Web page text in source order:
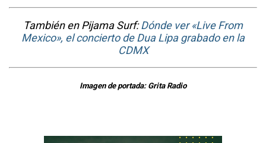
También en Pijama Surf:Dónde ver «Live From
Mexico», el concierto de Dua Lipa grabado en la
CDMX
Imagen de portada: Grita Radio